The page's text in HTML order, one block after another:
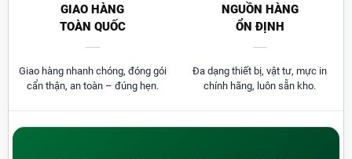
GIAO HÀNG
TOÀN QUỐC
Giao hàng nhanh chóng, đóng gói
cẩn thận, an toàn – đúng hẹn.
NGUỒN HÀNG
ỔN ĐỊNH
Đa dạng thiết bị, vật tư, mực in
chính hãng, luôn sẵn kho.